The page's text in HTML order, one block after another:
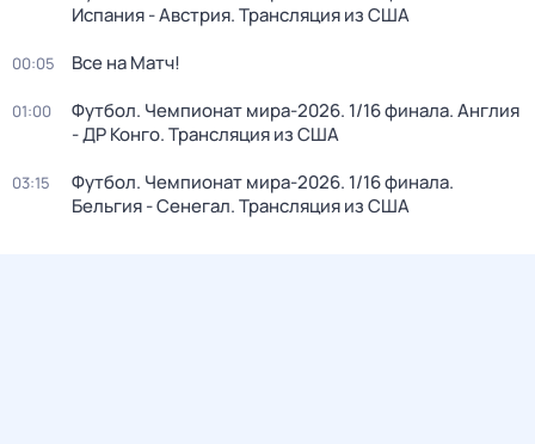
Испания - Австрия. Трансляция из США
00:05 Все на Матч!
01:00
Футбол. Чемпионат мира-2026. 1/16 финала. Англия
- ДР Конго. Трансляция из США
03:15
Футбол. Чемпионат мира-2026. 1/16 финала.
Бельгия - Сенегал. Трансляция из США